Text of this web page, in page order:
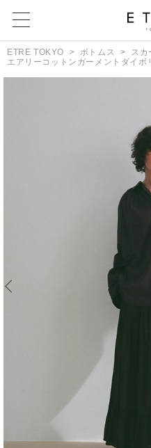
ETRE TOKYO ボトムス
スカ
エアリーコットンガーメントダイボ